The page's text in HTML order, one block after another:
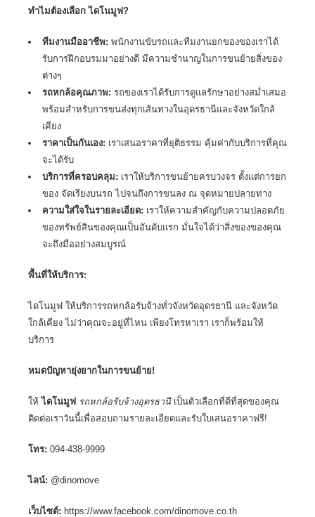
ทำไมต้องเลือก ไดโนมูฟ?
ทีมงานมืออาชีพ: พนักงานขับรถและทีมงานยกของของเราได้
รับการฝึกอบรมมาอย่างดี มีความชำนาญในการขนย้ายสิ่งของ
ต่างๆ
รถหกล้อคุณภาพ: รถของเราได้รับการดูแลรักษาอย่างสม่ำเสมอ
พร้อมสำหรับการขนส่งทุกเส้นทางในอุดรธานีและจังหวัดใกล้
เคียง
ราคาเป็นกันเอง: เราเสนอราคาที่ยุติธรรม คุ้มค่ากับบริการที่คุณ
จะได้รับ
บริการที่ครอบคลุม: เราให้บริการขนย้ายครบวงจร ตั้งแต่การยก
ของ จัดเรียงบนรถ ไปจนถึงการขนลง ณ จุดหมายปลายทาง
ความใส่ใจในรายละเอียด: เราให้ความสำคัญกับความปลอดภัย
ของทรัพย์สินของคุณเป็นอันดับแรก มั่นใจได้ว่าสิ่งของของคุณ
จะถึงมืออย่างสมบูรณ์
พื้นที่ให้บริการ:
ไดโนมูฟ ให้บริการรถหกล้อรับจ้างทั่วจังหวัดอุดรธานี และจังหวัด
ใกล้เคียง ไม่ว่าคุณจะอยู่ที่ไหน เพียงโทรหาเรา เราก็พร้อมให้
บริการ
หมดปัญหายุ่งยากในการขนย้าย!
ให้ไดโนมูฟ รถหกล้อรับจ้างอุดรธานีเป็นตัวเลือกที่ดีที่สุดของคุณ
ติดต่อเราวันนี้เพื่อสอบถามรายละเอียดและรับใบเสนอราคาฟรี!
โทร: 094-438-9999
ไลน์: @dinomove
เว็บไซต์: https://www.facebook.com/dinomove.co.th